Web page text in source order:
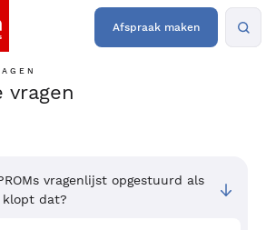
Afspraak maken
vragen
vragenlijst opgestuurd als
klopt dat?